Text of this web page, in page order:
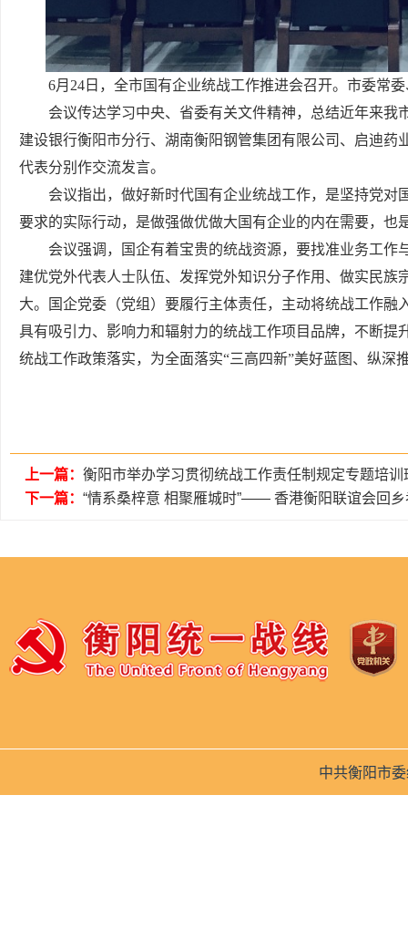
6月24日，全市国有企业统战工作推进会召开。市委常
会议传达学习中央、省委有关文件精神，总结近年来
建设银行衡阳市分行、湖南衡阳钢管集团有限公司、启迪
代表分别作交流发言。
会议指出，做好新时代国有企业统战工作，是坚持党
要求的实际行动，是做强做优做大国有企业的内在需要，也
会议强调，国企有着宝贵的统战资源，要找准业务工
建优党外代表人士队伍、发挥党外知识分子作用、做实民
大。国企党委（党组）要履行主体责任，主动将统战工作
具有吸引力、影响力和辐射力的统战工作项目品牌，不断
统战工作政策落实，为全面落实“三高四新”美好蓝图、纵深
上一篇： 衡阳市举办学习贯彻统战工作责任制规定专题培训
下一篇： “情系桑梓意 相聚雁城时”—— 香港衡阳联谊会回
中共衡阳市